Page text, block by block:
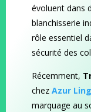
évoluent dans
blanchisserie
rôle essentiel
sécurité des
Récemment,
chez Azur
marquage au